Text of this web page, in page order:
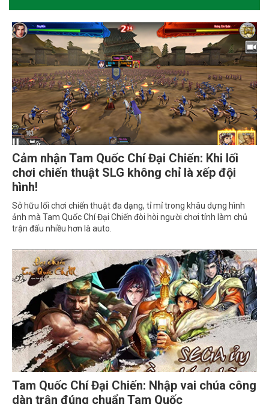
Cảm nhận Tam Quốc Chí Đại Chiến: Khi lối
chơi chiến thuật SLG không chỉ là xếp đội
hình!
Sở hữu lối chơi chiến thuật đa dạng, tỉ mỉ trong khâu dựng hình
ảnh mà Tam Quốc Chí Đại Chiến đòi hòi người chơi tính làm chủ
trận đấu nhiều hơn là auto.
Tam Quốc Chí Đại Chiến: Nhập vai chúa công
dàn trận đúng chuẩn Tam Quốc